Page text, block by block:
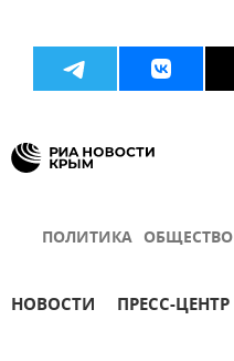
ПОЛИТИКА ОБЩЕСТВО
НОВОСТИ ПРЕСС-ЦЕНТР